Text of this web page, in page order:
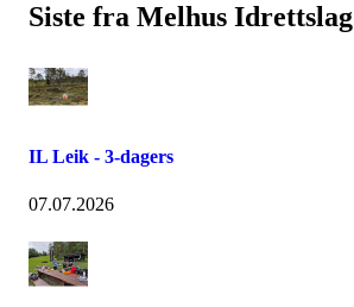
Siste fra Melhus Idrettslag
IL Leik - 3-dagers
07.07.2026